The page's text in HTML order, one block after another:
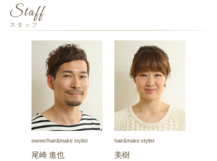
Staff
スタッフ
owner/hair&make stylist
尾崎 進也
hair&make stylist
美樹